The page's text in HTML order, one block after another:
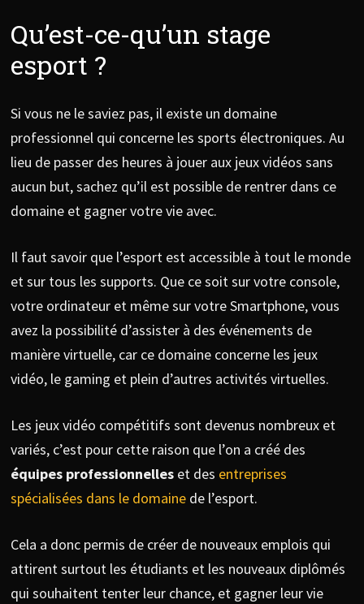
Qu’est-ce-qu’un stage
esport ?
Si vous ne le saviez pas, il existe un domaine
professionnel qui concerne les sports électroniques. Au
lieu de passer des heures à jouer aux jeux vidéos sans
aucun but, sachez qu’il est possible de rentrer dans ce
domaine et gagner votre vie avec.
Il faut savoir que l’esport est accessible à tout le monde
et sur tous les supports. Que ce soit sur votre console,
votre ordinateur et même sur votre Smartphone, vous
avez la possibilité d’assister à des événements de
manière virtuelle, car ce domaine concerne les jeux
vidéo, le gaming et plein d’autres activités virtuelles.
Les jeux vidéo compétitifs sont devenus nombreux et
variés, c’est pour cette raison que l’on a créé des
équipes professionnelleset des entreprises
spécialisées dans le domainede l’esport.
Cela a donc permis de créer de nouveaux emplois qui
attirent surtout les étudiants et les nouveaux diplômés
qui souhaitent tenter leur chance, et gagner leur vie